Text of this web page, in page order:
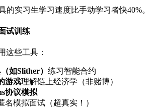
的实习生学习速度比手动学习者快40%。
试训练
这些工具：
如Slither） 练习智能合约
游戏理解链上经济学（非赌博）
协议模拟
名模拟面试（超真实！）